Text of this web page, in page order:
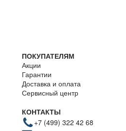
ПОКУПАТЕЛЯМ
Акции
Гарантии
Доставка и оплата
Сервисный центр
КОНТАКТЫ
+7 (499) 322 42 68